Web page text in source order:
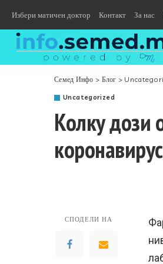
Избери матичен доктор Контакт За нас
Семед Инфо > Блог >
Uncategorized
Колку дози
коронавирус
СПОДЕЛИ НА